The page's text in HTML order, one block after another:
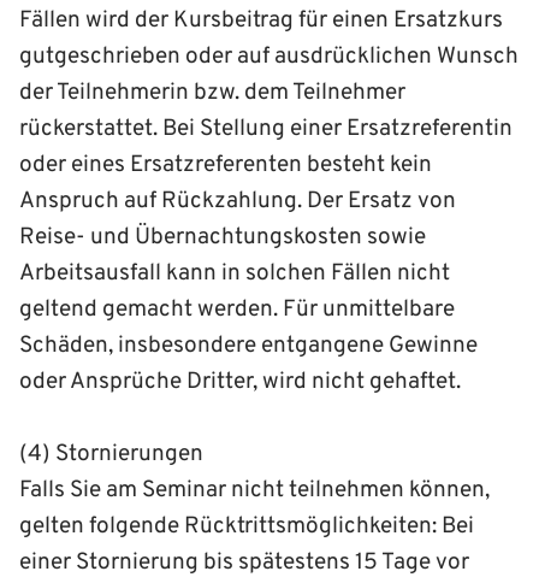
Fällen wird der Kurs­beitrag für einen Ersatz­kurs
gutgeschrieben oder auf ausdrücklichen Wunsch
der Teilnehmerin bzw. dem Teilnehmer
rückerstattet. Bei Stellung einer Ersatz­referentin
oder eines Ersatz­referenten besteht kein
Anspruch auf Rück­zahlung. Der Ersatz von
Reise- und Übernachtungskosten sowie
Arbeitsausfall kann in solchen Fällen nicht
geltend gemacht werden. Für unmittelbare
Schäden, insbesondere entgangene Gewinne
oder Ansprüche Dritter, wird nicht gehaftet.
(4) Stornierungen
Falls Sie am Seminar nicht teilnehmen können,
gelten folgende Rücktritts­möglichkeiten: Bei
einer Stornierung bis spätestens 15 Tage vor